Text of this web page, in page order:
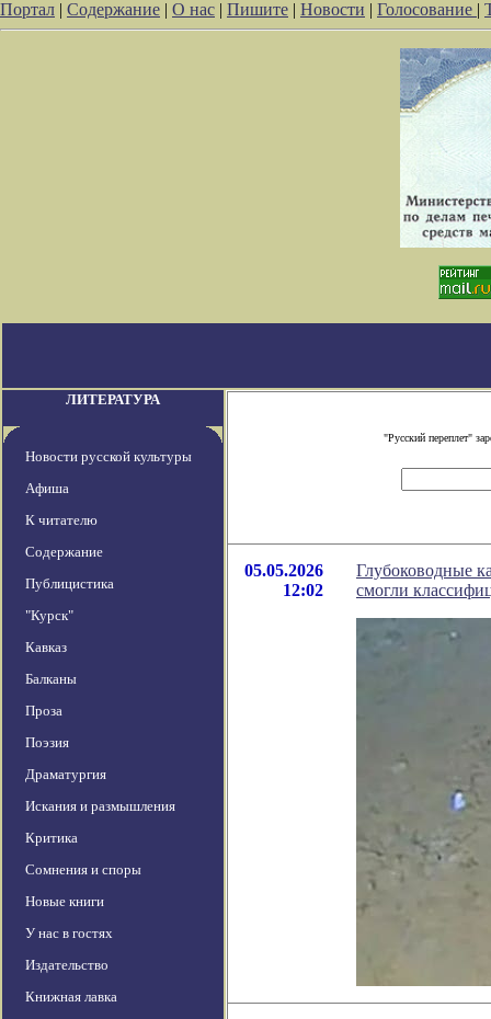
Портал | Содержание | О нас | Пишите | Новости | Голосование |
ЛИТЕРАТУРА
Новости русской культуры
Афиша
К читателю
Содержание
Публицистика
"Курск"
Кавказ
Балканы
Проза
Поэзия
Драматургия
Искания и размышления
Критика
Сомнения и споры
Новые книги
У нас в гостях
Издательство
Книжная лавка
"Русский переплет"
05.05.2026
12:02
Глубоководные
смогли